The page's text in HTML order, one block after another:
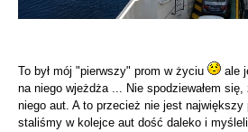
To był mój "pierwszy" prom w życiu
ale
na niego wjeżdża ... Nie spodziewałem
niego aut. A to przecież nie jest największy
staliśmy w kolejce aut dość daleko i